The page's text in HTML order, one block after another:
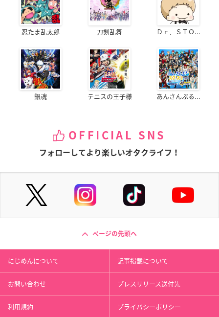
忍たま乱太郎 刀剣乱舞 Ｄｒ．ＳＴＯ...
銀魂 テニスの王子様 あんさんぶる...
OFFICIAL SNS
フォローしてより楽しいオタクライフ！
ページの先頭へ
にじめんについて 記事掲載について
お問い合わせ プレスリリース送付先
利用規約 プライバシーポリシー